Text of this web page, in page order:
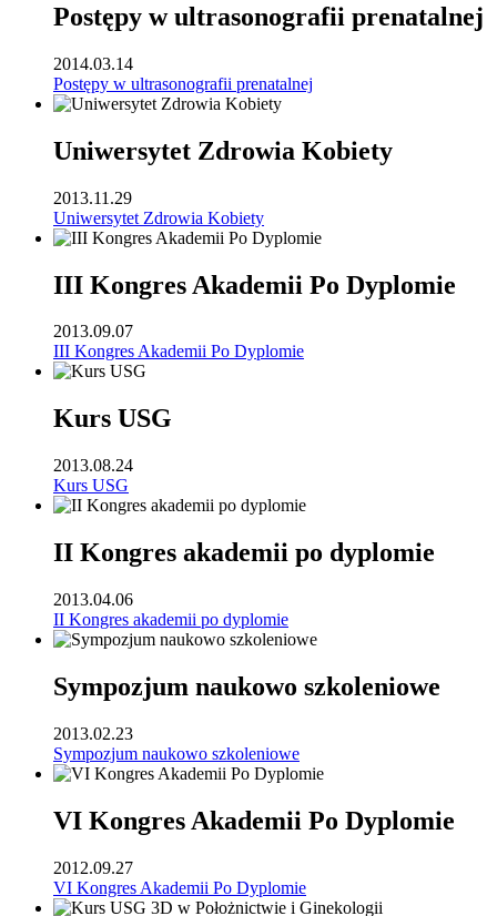
Postępy w ultrasonografii prenatalnej
2014.03.14
Postępy w ultrasonografii prenatalnej
Uniwersytet Zdrowia Kobiety
2013.11.29
Uniwersytet Zdrowia Kobiety
III Kongres Akademii Po Dyplomie
2013.09.07
III Kongres Akademii Po Dyplomie
Kurs USG
2013.08.24
Kurs USG
II Kongres akademii po dyplomie
2013.04.06
II Kongres akademii po dyplomie
Sympozjum naukowo szkoleniowe
2013.02.23
Sympozjum naukowo szkoleniowe
VI Kongres Akademii Po Dyplomie
2012.09.27
VI Kongres Akademii Po Dyplomie